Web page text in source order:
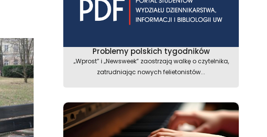
Problemy polskich tygodników
„Wprost” i „Newsweek” zaostrzają walkę o czytelnika,
zatrudniając nowych felietonistów...